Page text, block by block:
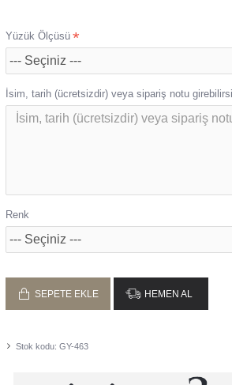
Stok kodu: GY-463
Yüzük Ölçüsü
İsim, tarih (ücretsizdir) veya sipariş notu
Renk
SEPETE EKLE HEMEN AL